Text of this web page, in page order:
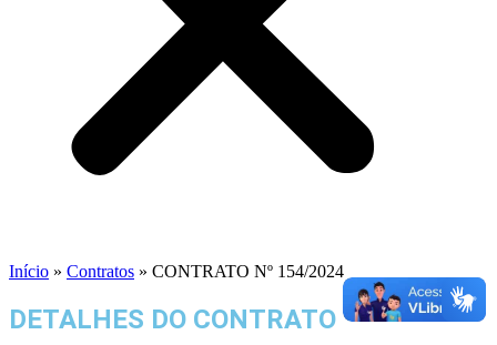
Início » Contratos » CONTRATO Nº 154/2024
DETALHES DO CONTRATO​